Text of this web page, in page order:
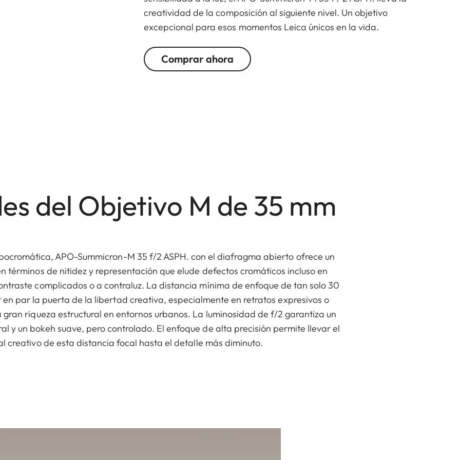
creatividad de la composición al siguiente nivel. Un objetivo
excepcional para esos momentos Leica únicos en la vida.
Comprar ahora
del Objetivo M de 35 mm
APO-Summicron-M 35 f/2 ASPH. con el diafragma abierto ofrece un
términos de nitidez y representación que elude defectos cromáticos incluso en
complicados o a contraluz. La distancia mínima de enfoque de tan solo 30
par la puerta de la libertad creativa, especialmente en retratos expresivos o
riqueza estructural en entornos urbanos. La luminosidad de f/2 garantiza un
y un bokeh suave, pero controlado. El enfoque de alta precisión permite llevar el
creativo de esta distancia focal hasta el detalle más diminuto.